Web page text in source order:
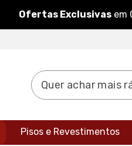
Ofertas Exclusivas em
Pisos e Revestimentos